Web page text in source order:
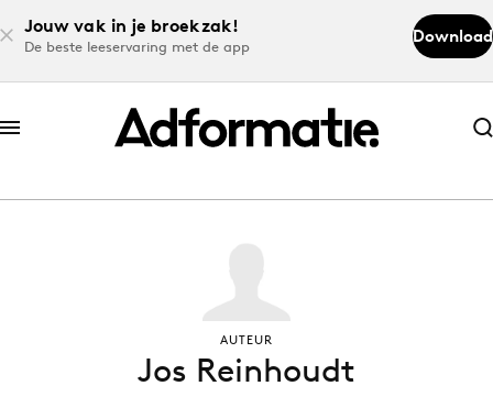
Jouw vak in je broekzak!
De beste leeservaring met de app
Download
Abonneer nu
Abonneer nu
Download de app
Volg het laatste nieuws via de Adformatie
AUTEUR
Jos Reinhoudt